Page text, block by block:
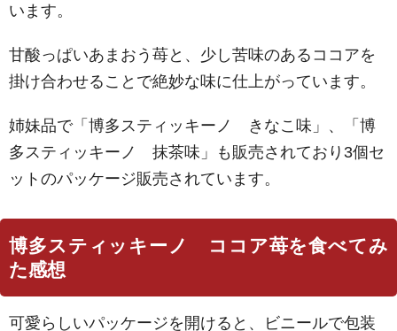
います。
甘酸っぱいあまおう苺と、少し苦味のあるココアを
掛け合わせることで絶妙な味に仕上がっています。
姉妹品で「博多スティッキーノ きなこ味」、「博
多スティッキーノ 抹茶味」も販売されており3個セ
ットのパッケージ販売されています。
博多スティッキーノ ココア苺を食べてみ
た感想
可愛らしいパッケージを開けると、ビニールで包装